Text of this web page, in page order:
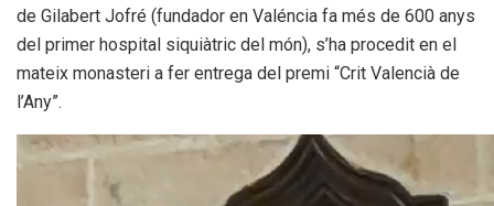
de Gilabert Jofré (fundador en Valéncia fa més de 600 anys
del primer hospital siquiàtric del món), s’ha procedit en el
mateix monasteri a fer entrega del premi “Crit Valencià de
l’Any”.